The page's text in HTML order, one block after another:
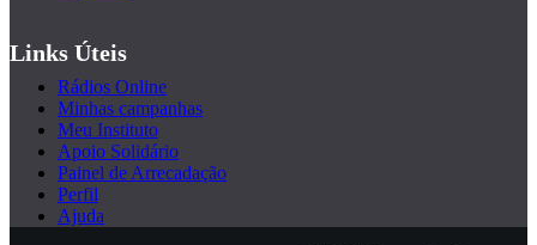
Links Úteis
Rádios Online
Minhas campanhas
Meu Instituto
Apoio Solidário
Painel de Arrecadação
Perfil
Ajuda